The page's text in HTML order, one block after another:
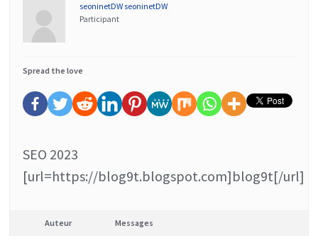
seoninetDW seoninetDW
Participant
Spread the love
SEO 2023
[url=https://blog9t.blogspot.com]blog9t[/url]
Auteur Messages